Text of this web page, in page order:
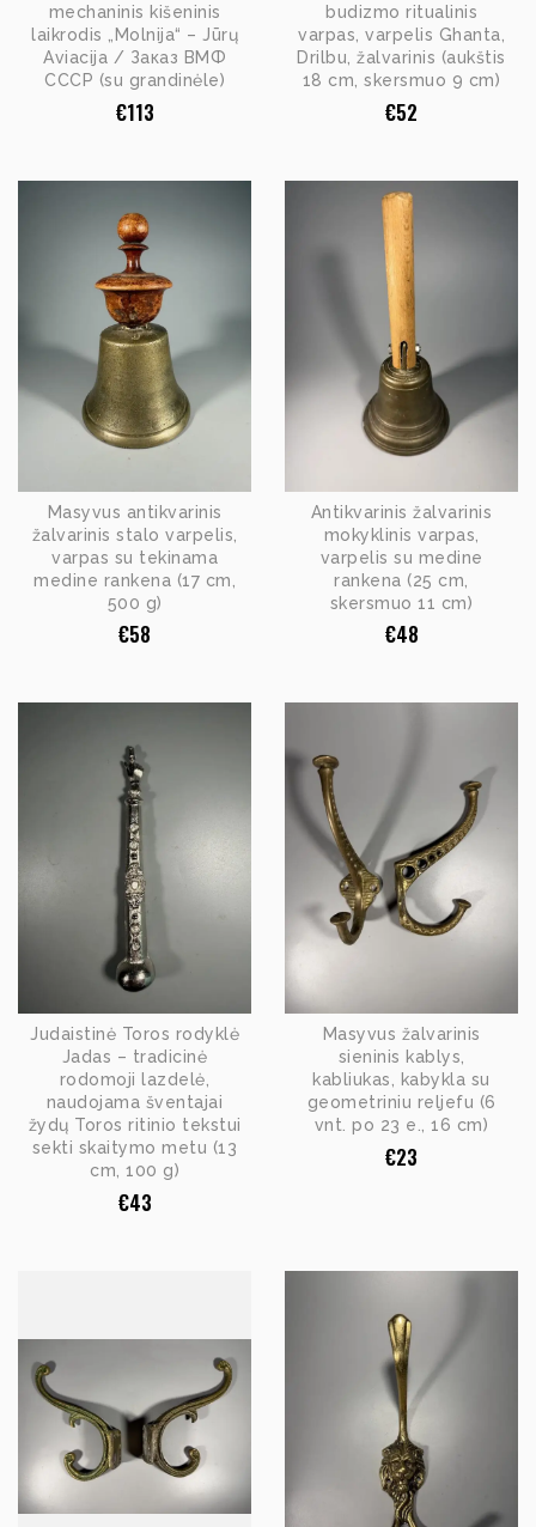
mechaninis kišeninis
laikrodis „Molnija“ – Jūrų
Aviacija / Заказ ВМФ
СССР (su grandinėle)
€113
budizmo ritualinis
varpas, varpelis Ghanta,
Drilbu, žalvarinis (aukštis
18 cm, skersmuo 9 cm)
€52
Masyvus antikvarinis
žalvarinis stalo varpelis,
varpas su tekinama
medine rankena (17 cm,
500 g)
€58
Antikvarinis žalvarinis
mokyklinis varpas,
varpelis su medine
rankena (25 cm,
skersmuo 11 cm)
€48
Judaistinė Toros rodyklė
Jadas – tradicinė
rodomoji lazdelė,
naudojama šventajai
žydų Toros ritinio tekstui
sekti skaitymo metu (13
cm, 100 g)
€43
Masyvus žalvarinis
sieninis kablys,
kabliukas, kabykla su
geometriniu reljefu (6
vnt. po 23 e., 16 cm)
€23